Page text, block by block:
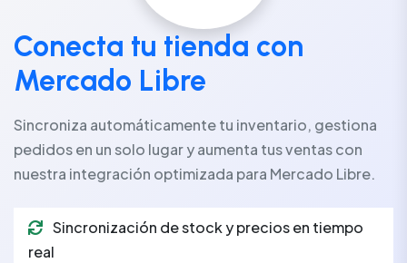
Conecta tu tienda con
Mercado Libre
Sincroniza automáticamente tu inventario, gestiona
pedidos en un solo lugar y aumenta tus ventas con
nuestra integración optimizada para Mercado Libre.
Sincronización de stock y precios en tiempo
real